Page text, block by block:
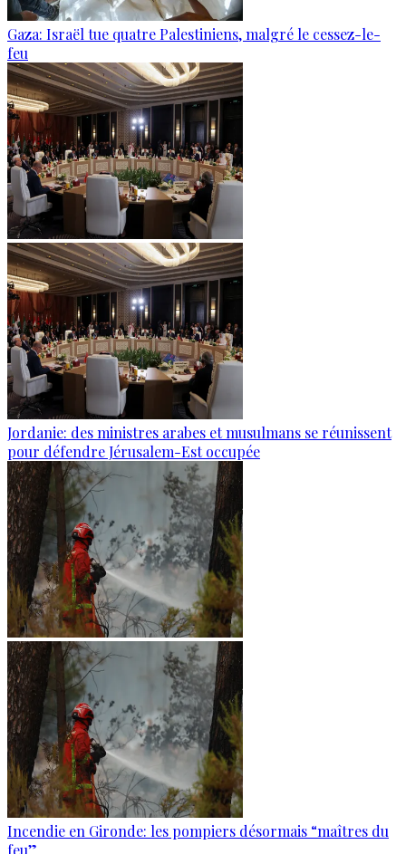
Gaza: Israël tue quatre Palestiniens, malgré le cessez-le-
feu
Jordanie: des ministres arabes et musulmans se réunissent
pour défendre Jérusalem-Est occupée
Incendie en Gironde: les pompiers désormais “maîtres du
feu”